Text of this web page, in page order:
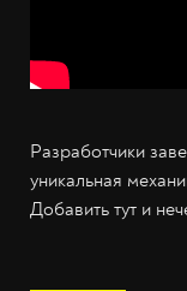
Разработчики
уникальная
Добавить тут и